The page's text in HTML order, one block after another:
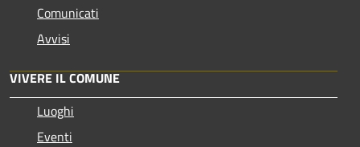
Comunicati
Avvisi
VIVERE IL COMUNE
Luoghi
Eventi